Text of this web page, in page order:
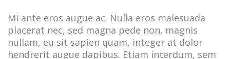
Mi ante eros augue ac. Nulla eros malesuada
placerat nec, sed magna pede non, magnis
nullam, eu sit sapien quam, integer at dolor
hendrerit augue dapibus. Etiam interdum, sem